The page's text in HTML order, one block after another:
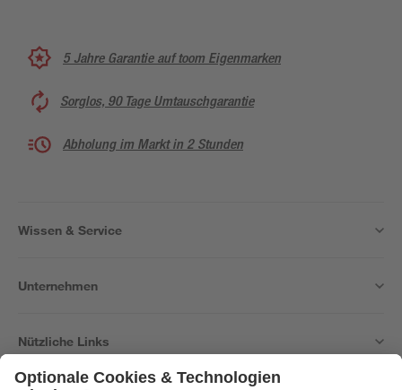
5 Jahre Garantie auf toom Eigenmarken
Sorglos, 90 Tage Umtauschgarantie
Abholung im Markt in 2 Stunden
Wissen & Service
Unternehmen
Nützliche Links